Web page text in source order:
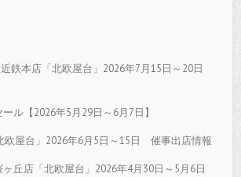
鉄本店「北欧屋台」2026年7月15日～20日
ル【2026年5月29日～6月7日】
欧屋台」2026年6月5日～15日 催事出店情報
ヶ丘店「北欧屋台」2026年4月30日～5月6日